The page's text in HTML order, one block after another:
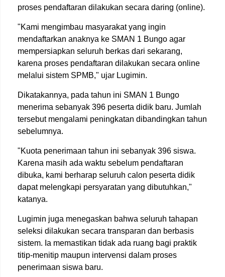
proses pendaftaran dilakukan secara daring (online).
"Kami mengimbau masyarakat yang ingin
mendaftarkan anaknya ke SMAN 1 Bungo agar
mempersiapkan seluruh berkas dari sekarang,
karena proses pendaftaran dilakukan secara online
melalui sistem SPMB," ujar Lugimin.
Dikatakannya, pada tahun ini SMAN 1 Bungo
menerima sebanyak 396 peserta didik baru. Jumlah
tersebut mengalami peningkatan dibandingkan tahun
sebelumnya.
"Kuota penerimaan tahun ini sebanyak 396 siswa.
Karena masih ada waktu sebelum pendaftaran
dibuka, kami berharap seluruh calon peserta didik
dapat melengkapi persyaratan yang dibutuhkan,"
katanya.
Lugimin juga menegaskan bahwa seluruh tahapan
seleksi dilakukan secara transparan dan berbasis
sistem. Ia memastikan tidak ada ruang bagi praktik
titip-menitip maupun intervensi dalam proses
penerimaan siswa baru.